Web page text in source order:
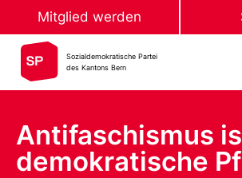
Mitglied werden
Sozialdemokratische Partei
des Kantons Bern
Antifaschismus
demokratische